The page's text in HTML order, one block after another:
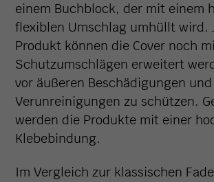
einem Buchblock, der mit einem
flexiblen Umschlag umhüllt wird.
Produkt können die Cover noch
Schutzumschlägen erweitert
vor äußeren Beschädigungen und
Verunreinigungen zu schützen.
werden die Produkte mit einer
Klebebindung.
Im Vergleich zur klassischen